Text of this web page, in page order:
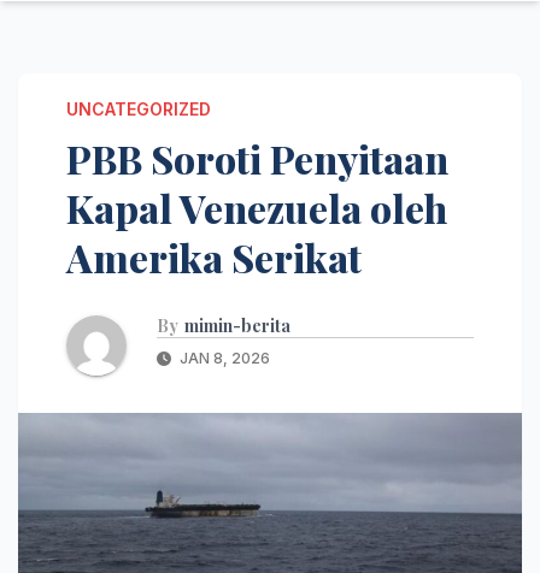
UNCATEGORIZED
PBB Soroti Penyitaan
Kapal Venezuela oleh
Amerika Serikat
By mimin-berita
JAN 8, 2026